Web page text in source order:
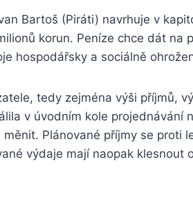
Bartoš (Piráti) navrhuje v
korun. Peníze chce dát na
hospodářsky a sociálně
tedy zejména výši příjmů,
v úvodním kole projednávání
Plánované příjmy se proti
výdaje mají naopak klesnout